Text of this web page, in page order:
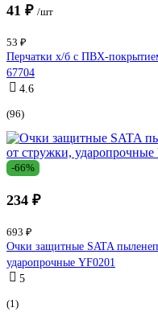
41 ₽ /шт
53 ₽
Перчатки х/б с ПВХ-
67704
4.6
(96)
-66%
234 ₽
693 ₽
Очки защитные SATA
ударопрочные YF0201
5
(1)